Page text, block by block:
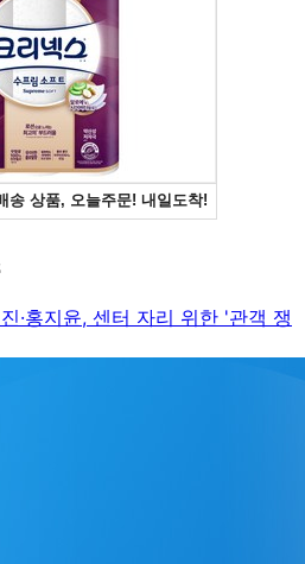
·홍지윤, 센터 자리 위한 '관객 쟁